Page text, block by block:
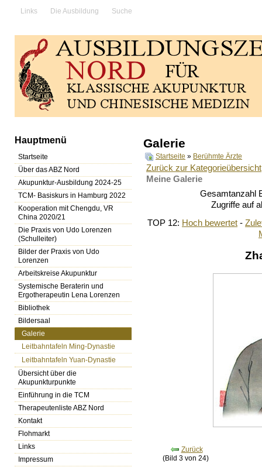
Links Die Ausbildung Suche
Hauptmenü
Startseite
Über das ABZ Nord
Akupunktur-Ausbildung 2024-25
TCM- Basiskurs in Hamburg 2022
Kooperation mit Chengdu, VR
China 2020/21
Die Praxis von Udo Lorenzen
(Schulleiter)
Bilder der Praxis von Udo
Lorenzen
Arbeitskreise Akupunktur
Systemische Beraterin und
Ergotherapeutin Lena Lorenzen
Bibliothek
Bildersaal
Galerie
Leitbahntafeln Ming-Dynastie
Leitbahntafeln Yuan-Dynastie
Übersicht über die
Akupunkturpunkte
Einführung in die TCM
Therapeutenliste ABZ Nord
Kontakt
Flohmarkt
Links
Impressum
Galerie
Startseite » Berühmte Ärzte
Zurück zur Kategorieübersicht
Meine Galerie
Gesamtanzahl
Zugriffe auf
TOP 12: Hoch bewertet -
Zurück
(Bild 3 von 24)